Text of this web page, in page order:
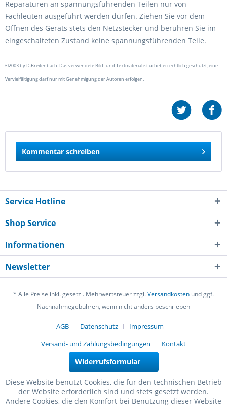
Reparaturen an spannungsführenden Teilen nur von
Fachleuten ausgeführt werden dürfen. Ziehen Sie vor dem
Öffnen des Geräts stets den Netzstecker und berühren Sie im
eingeschalteten Zustand keine spannungsführenden Teile.
©2003 by D.Breitenbach. Das verwendete Bild- und Textmaterial ist urheberrechtlich geschützt, eine
Vervielfältigung darf nur mit Genehmigung der Autoren erfolgen.
Kommentar schreiben
Service Hotline
Shop Service
Informationen
Newsletter
* Alle Preise inkl. gesetzl. Mehrwertsteuer zzgl.Versandkosten und ggf.
Nachnahmegebühren, wenn nicht anders beschrieben
AGB Datenschutz
Impressum
Versand- und Zahlungsbedingungen
Kontakt
Widerrufsformular
Diese Website benutzt Cookies, die für den technischen Betrieb
der Website erforderlich sind und stets gesetzt werden.
Andere Cookies, die den Komfort bei Benutzung dieser Website